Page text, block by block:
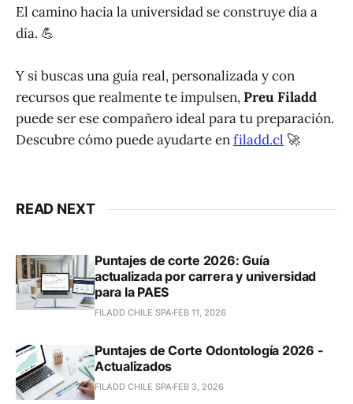
El camino hacia la universidad se construye día a
día. 💪
Y si buscas una guía real, personalizada y con
recursos que realmente te impulsen,Preu Filadd
puede ser ese compañero ideal para tu preparación.
Descubre cómo puede ayudarte enfiladd.cl 🚀
READ NEXT
Puntajes de corte 2026: Guía
actualizada por carrera y universidad
para la PAES
FILADD CHILE SPA FEB 11, 2026
Puntajes de Corte Odontología 2026 -
Actualizados
FILADD CHILE SPA FEB 3, 2026